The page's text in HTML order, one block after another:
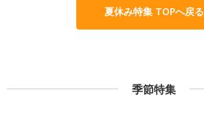
夏休み特集 TOPへ戻る
季節特集